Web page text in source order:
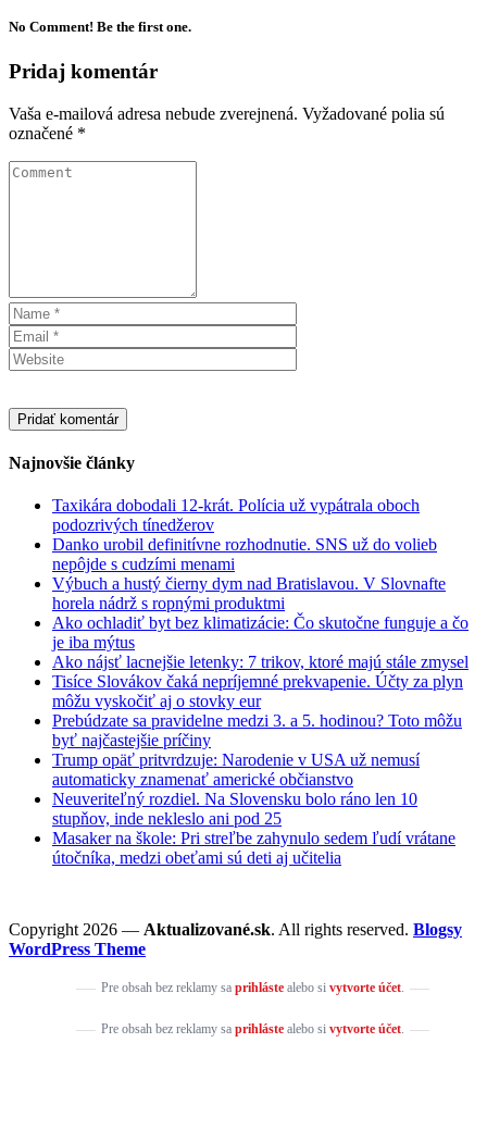
No Comment! Be the first one.
Pridaj komentár
Vaša e-mailová adresa nebude zverejnená. Vyžadované polia sú
označené *
Najnovšie články
Taxikára dobodali 12-krát. Polícia už vypátrala oboch
podozrivých tínedžerov
Danko urobil definitívne rozhodnutie. SNS už do volieb
nepôjde s cudzími menami
Výbuch a hustý čierny dym nad Bratislavou. V Slovnafte
horela nádrž s ropnými produktmi
Ako ochladiť byt bez klimatizácie: Čo skutočne funguje a čo
je iba mýtus
Ako nájsť lacnejšie letenky: 7 trikov, ktoré majú stále zmysel
Tisíce Slovákov čaká nepríjemné prekvapenie. Účty za plyn
môžu vyskočiť aj o stovky eur
Prebúdzate sa pravidelne medzi 3. a 5. hodinou? Toto môžu
byť najčastejšie príčiny
Trump opäť pritvrdzuje: Narodenie v USA už nemusí
automaticky znamenať americké občianstvo
Neuveriteľný rozdiel. Na Slovensku bolo ráno len 10
stupňov, inde nekleslo ani pod 25
Masaker na škole: Pri streľbe zahynulo sedem ľudí vrátane
útočníka, medzi obeťami sú deti aj učitelia
Copyright 2026 — Aktualizované.sk. All rights reserved. Blogsy
WordPress Theme
Pre obsah bez reklamy sa prihlástealebo si vytvorte účet.